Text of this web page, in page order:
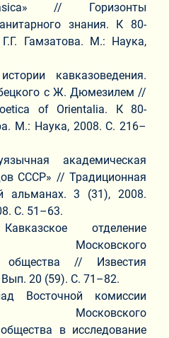
// Горизонты
знания. К 80-
Гамзатова. М.: Наука,
кавказоведения.
с Ж. Дюмезилем //
of Orientalia. К 80-
М.: Наука, 2008. С. 216–
академическая
СССР» // Традиционная
альманах. 3 (31), 2008.
С. 51–63.
отделение
Московского
общества // Известия
20 (59). С. 71–82.
Восточной комиссии
Московского
в исследование